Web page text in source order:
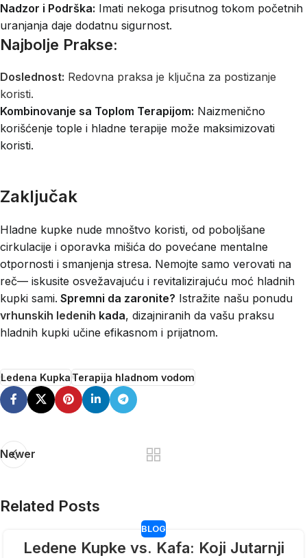
Nadzor i Podrška: Imati nekoga prisutnog tokom početnih
uranjanja daje dodatnu sigurnost.
Najbolje Prakse:
Doslednost: Redovna praksa je ključna za postizanje
koristi.
Kombinovanje sa Toplom Terapijom: Naizmenično
korišćenje tople i hladne terapije može maksimizovati
koristi.
Zaključak
Hladne kupke nude mnoštvo koristi, od poboljšane
cirkulacije i oporavka mišića do povećane mentalne
otpornosti i smanjenja stresa. Nemojte samo verovati na
reč— iskusite osvežavajuću i revitalizirajuću moć hladnih
kupki sami. Spremni da zaronite? Istražite našu ponudu
vrhunskih ledenih kada, dizajniranih da vašu praksu
hladnih kupki učine efikasnom i prijatnom.
Ledena KupkaTerapija hladnom vodom
Newer
Related Posts
BLOG
Ledene Kupke vs. Kafa: Koji Jutarnji